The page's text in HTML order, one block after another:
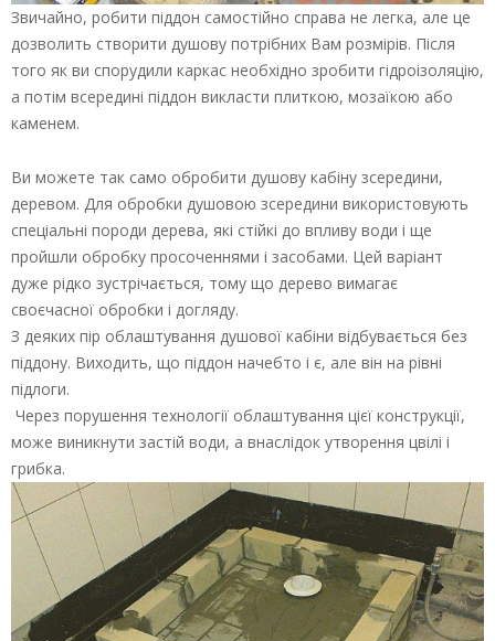
Звичайно, робити піддон самостійно справа не легка, але це
дозволить створити душову потрібних Вам розмірів. Після
того як ви спорудили каркас необхідно зробити гідроізоляцію,
а потім всередині піддон викласти плиткою, мозаїкою або
каменем.
Ви можете так само обробити душову кабіну зсередини,
деревом. Для обробки душовою зсередини використовують
спеціальні породи дерева, які стійкі до впливу води і ще
пройшли обробку просоченнями і засобами. Цей варіант
дуже рідко зустрічається, тому що дерево вимагає
своєчасної обробки і догляду.
З деяких пір облаштування душової кабіни відбувається без
піддону. Виходить, що піддон начебто і є, але він на рівні
підлоги.
Через порушення технології облаштування цієї конструкції,
може виникнути застій води, а внаслідок утворення цвілі і
грибка.